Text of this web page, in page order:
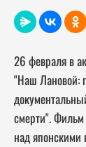
26 февраля в
"Наш Лановой:
смерти". Фильм
над